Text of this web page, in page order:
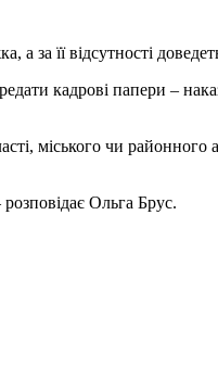
за її відсутності
кадрові папери –
міського чи районного
Ольга Брус.